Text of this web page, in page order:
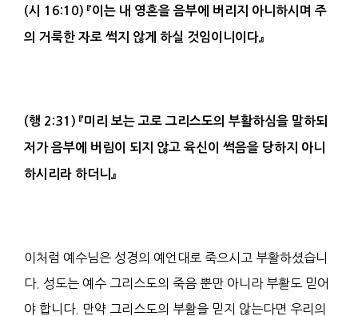
(시 16:10) 『이는 내 영혼을 음부에 버리지 아니하시며 주
의 거룩한 자로 썩지 않게 하실 것임이니이다』
(행 2:31) 『미리 보는 고로 그리스도의 부활하심을 말하되
저가 음부에 버림이 되지 않고 육신이 썩음을 당하지 아니
하시리라 하더니 』
이처럼 예수님은 성경의 예언대로 죽으시고 부활하셨습니
다. 성도는 예수 그리스도의 죽음 뿐만 아니라 부활도 믿어
야 합니다. 만약 그리스도의 부활을 믿지 않는다면 우리의